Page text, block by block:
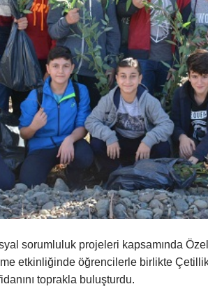
sorumluluk projeleri kapsamında
etkinliğinde öğrencilerle birlikte
toprakla buluşturdu.